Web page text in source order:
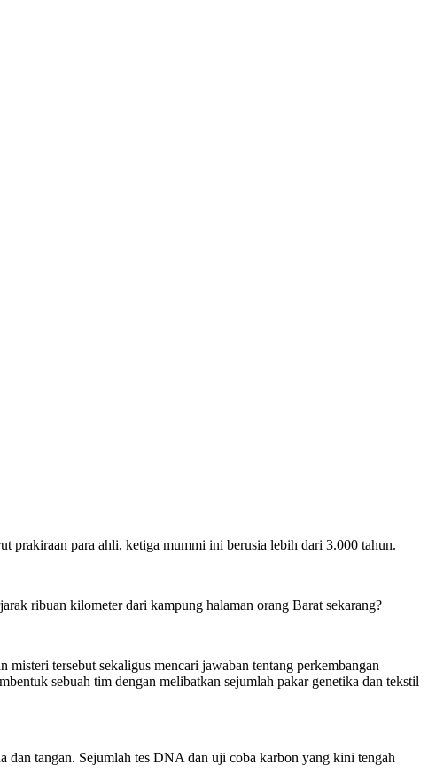
prakiraan para ahli, ketiga mummi ini berusia lebih dari 3.000 tahun.
ribuan kilometer dari kampung halaman orang Barat sekarang?
tersebut sekaligus mencari jawaban tentang perkembangan
sebuah tim dengan melibatkan sejumlah pakar genetika dan tekstil
dan tangan. Sejumlah tes DNA dan uji coba karbon yang kini tengah